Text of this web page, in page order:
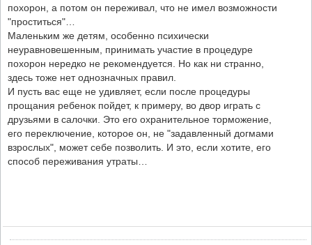
похорон, а потом он переживал, что не имел возможности
"проститься"…
Маленьким же детям, особенно психически
неуравновешенным, принимать участие в процедуре
похорон нередко не рекомендуется. Но как ни странно,
здесь тоже нет однозначных правил.
И пусть вас еще не удивляет, если после процедуры
прощания ребенок пойдет, к примеру, во двор играть с
друзьями в салочки. Это его охранительное торможение,
его переключение, которое он, не "задавленный догмами
взрослых", может себе позволить. И это, если хотите, его
способ переживания утраты…